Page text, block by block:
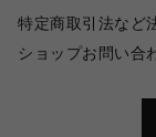
特定商取引法など
ショップお問い合